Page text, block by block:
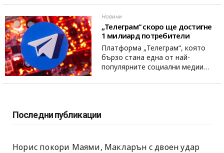
Новини
„Телеграм“ скоро ще достигне
1 милиард потребители
Платформа „Телеграм“, която
бързо стана една от най-
популярните социални медии…
Последни публикации
Норис покори Маями, Макларън с двоен удар